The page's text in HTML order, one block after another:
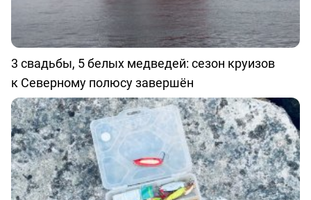
3 свадьбы, 5 белых медведей: сезон круизов
к Северному полюсу завершён